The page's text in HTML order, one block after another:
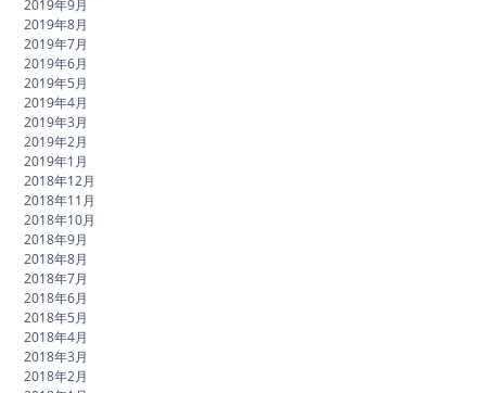
2019年9月
2019年8月
2019年7月
2019年6月
2019年5月
2019年4月
2019年3月
2019年2月
2019年1月
2018年12月
2018年11月
2018年10月
2018年9月
2018年8月
2018年7月
2018年6月
2018年5月
2018年4月
2018年3月
2018年2月